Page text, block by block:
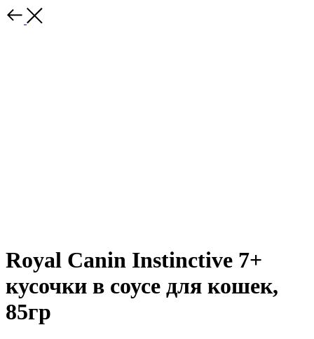
Royal Canin Instinctive 7+
кусочки в соусе для кошек,
85гр